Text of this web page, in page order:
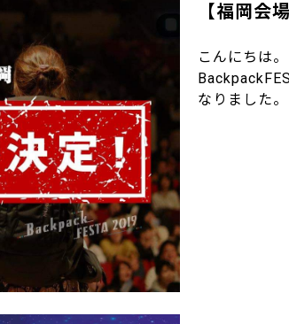
【福岡会
こんにちは
なりました